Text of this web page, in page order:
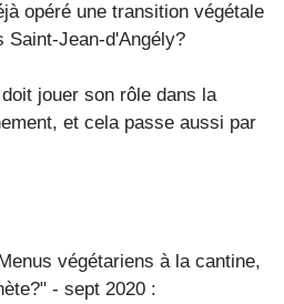
opéré une transition végétale
Saint-Jean-d'Angély?
jouer son rôle dans la
et cela passe aussi par
végétariens à la cantine,
- sept 2020 :